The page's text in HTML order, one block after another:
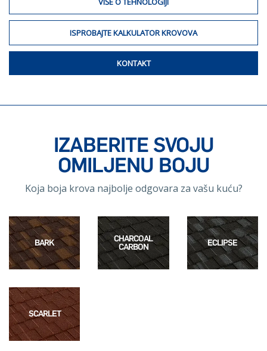
ISPROBAJTE KALKULATOR KROVOVA
KONTAKT
IZABERITE SVOJU
OMILJENU BOJU
Koja boja krova najbolje odgovara za vašu kuću?
BARK
CHARCOAL
CARBON
ECLIPSE
SCARLET